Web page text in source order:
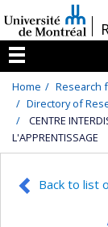
au
contenu
/
Menu
Home Research
Directory of
CENTRE
L'APPRENTISSAGE
Back to list